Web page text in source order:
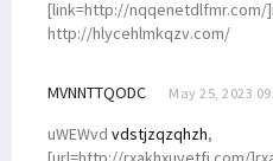
[link=http://
http://hlycehlmkqzv.com/
MVNNTTQODC May 25, 2023
uWEWvd vdstjzqzqhzh,